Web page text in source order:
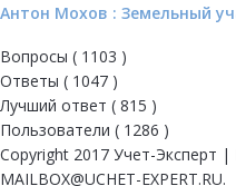
Антон Мохов : Земельный
Вопросы ( 1103 )
Ответы ( 1047 )
Лучший ответ ( 815 )
Пользователи ( 1286 )
Copyright 2017 Учет-
MAILBOX@UCHET-EXPERT.RU.